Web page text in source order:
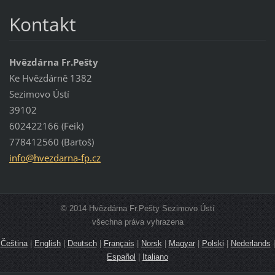
Kontakt
Hvězdárna Fr.Pešty
Ke Hvězdárně 1382
Sezimovo Ústí
39102
602422166 (Feik)
778412560 (Bartoš)
info@hvezdarna-fp.cz
© 2014 Hvězdárna Fr.Pešty Sezimovo Ústí
všechna práva vyhrazena
Čeština| English| Deutsch| Français |Norsk|Magyar| Polski | Nederlands|
Español
Italiano